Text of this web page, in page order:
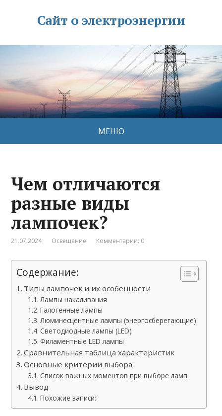
Сайт о электроэнергии
МЕНЮ
Чем отличаются
разные виды
лампочек?
21.07.2024 Освещение Комментарии: 0
Содержание:
Типы лампочек и их особенности
Лампы накаливания
Галогенные лампы
Люминесцентные лампы (энергосберегающие)
Светодиодные лампы (LED)
Филаментные LED лампы
Сравнительная таблица характеристик
Основные критерии выбора
Список важных моментов при выборе ламп:
Вывод
Похожие записи: